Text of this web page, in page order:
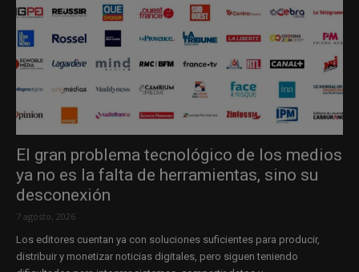
El gran problema tecnológico de los medios
ya no es la falta de herramientas, sino su
desconexión
7 agosto, 2026
Los editores cuentan ya con soluciones suficientes para producir,
distribuir y monetizar noticias digitales, pero siguen teniendo